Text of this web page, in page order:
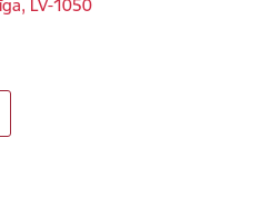
LV-1050